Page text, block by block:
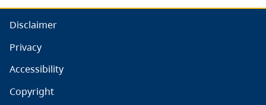
Disclaimer
Privacy
Accessibility
Copyright